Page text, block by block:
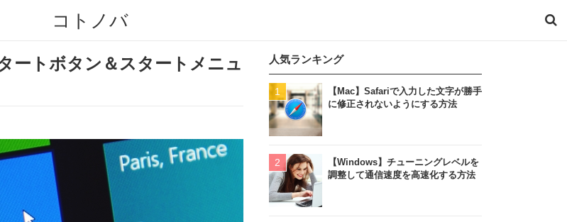
コトノバ
ートボタン＆スタートメニュ
人気ランキング
【Mac】Safariで入力した文字が勝手
に修正されないようにする方法
【Windows】チューニングレベルを
調整して通信速度を高速化する方法